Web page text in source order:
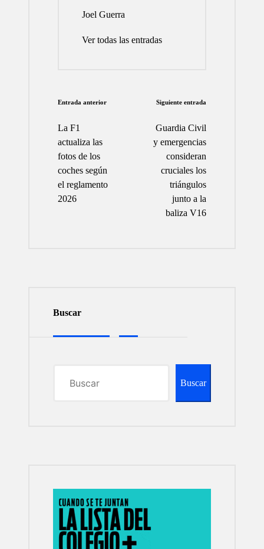
Joel Guerra
Ver todas las entradas
Navegación
de
entradas
Entrada anterior
La F1
actualiza las
fotos de los
coches según
el reglamento
2026
Siguiente entrada
Guardia Civil
y emergencias
consideran
cruciales los
triángulos
junto a la
baliza V16
Buscar
Buscar